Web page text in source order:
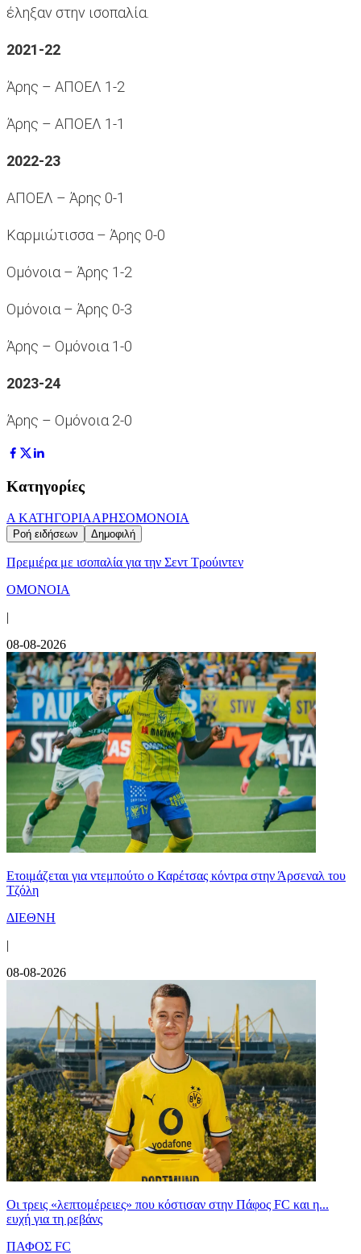
έληξαν στην ισοπαλία.
2021-22
Άρης – ΑΠΟΕΛ 1-2
Άρης – ΑΠΟΕΛ 1-1
2022-23
ΑΠΟΕΛ – Άρης 0-1
Καρμιώτισσα – Άρης 0-0
Ομόνοια – Άρης 1-2
Ομόνοια – Άρης 0-3
Άρης – Ομόνοια 1-0
2023-24
Άρης – Ομόνοια 2-0
Κατηγορίες
Α ΚΑΤΗΓΟΡΙΑΑΡΗΣΟΜΟΝΟΙΑ
Ροή ειδήσεων Δημοφιλή
Πρεμιέρα με ισοπαλία για την Σεντ Τρούιντεν
ΟΜΟΝΟΙΑ
|
08-08-2026
Ετοιμάζεται για ντεμπούτο ο Καρέτσας κόντρα στην Άρσεναλ του
Τζόλη
ΔΙΕΘΝΗ
|
08-08-2026
Οι τρεις «λεπτομέρειες» που κόστισαν στην Πάφος FC και η...
ευχή για τη ρεβάνς
ΠΑΦΟΣ FC